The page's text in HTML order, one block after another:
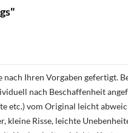
Ihren Vorgaben gefertigt.
nach Beschaffenheit
vom Original leicht
Risse, leichte